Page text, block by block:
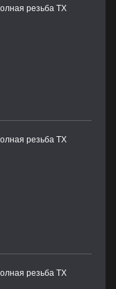
резьба TX
резьба TX
резьба TX